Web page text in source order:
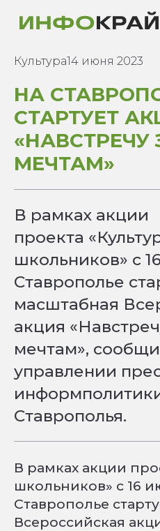
Культура14 июня 2023
НА
СТАРТУЕТ
«НАВСТРЕЧУ
МЕЧТАМ»
В рамках акции
проекта
школьников» с
Ставрополье
масштабная
акция
мечтам»,
управлении
Ставрополья.
В рамках акции
школьников» с 16
Ставрополье
Всероссийская